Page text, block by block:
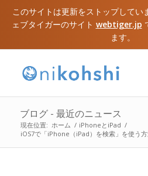
このサイトは更新をストップしてい
ェブタイガーのサイト webtiger.jp
ます。
ブログ - 最近のニュース
現在位置: ホーム / iPhoneとiPad /
iOS7で「iPhone（iPad）を検索」を使う